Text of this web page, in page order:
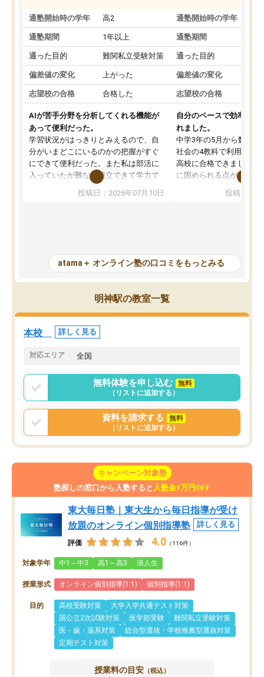
通塾開始時の学年 高2
通塾期間 1年以上
通った目的 難関私立受験対策
偏差値の変化 上がった
志望校の合格 合格した
AIが苦手分野を分析してくれる機能が
あって便利だった。
学習状況がはっきりとみえるので、自
分がいまどこにいるのかの把握がすぐ
にできて便利だった。また私は部活に
入っていたが難なく両立できて学力で
も部活でも結果を残すことができてよ
かった。また問題演習の際に、自分が
が、自分で自分の管理ができない人に
とっては難しい部分もあるのではない
かと思った。
投稿日：2026年07月10日
通塾開始時の学年
通塾期間
通った目的
偏差値の変化
志望校の合格
自分のペースで効率よく
れました。
中学3年の5月から数学・
社会の4教科で利用し、
高校に合格できました。
に固められる点が魅力で
項目のおかげで、手軽
元数が可視化されるので
しながら意欲的に取り組
常に効果を実感している
すめできる塾です。
投稿日：
atama＋ オンライン塾の口コミをもっとみる
明神駅の教室一覧
本校 詳しく見る
対応エリア 全国
無料体験を申し込む
無料
（リストに追加する）
資料を請求する
無料
（リストに追加する）
キャンペーン対象塾
塾探しの窓口から入塾すると 入塾金1万円OFF
東大毎日塾｜東大生から毎日指導が受け
放題のオンライン個別指導塾
詳しく見る
評価 4.0 （116件）
対象学年 中1～中3 高1～高3 浪人生
授業形式 オンライン個別指導(1:1) 個別指導(1:1)
目的 高校受験対策
大学入学共通テスト対策
国公立2次試験対策
医学部受験
難関私立受験対策
医・歯・薬系対策
総合型選抜・学校推薦型選抜対策
定期テスト対策
授業料の目安 （税込）